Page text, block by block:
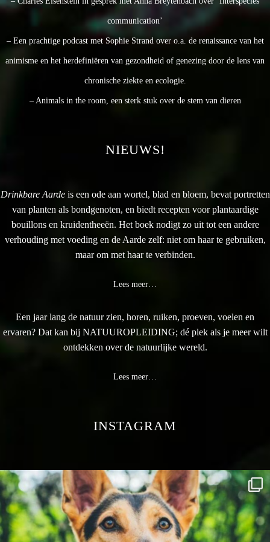
communication’
– Een prachtige podcast met Sophie Strand over o.a. de renaissance van het
animisme en het herdefiniëren van gezondheid of genezing door de lens van
chronische ziekte en ecologie.
– Animals in the room, een sterk stuk over de stem van dieren
NIEUWS!
Drinkbare Aarde is een ode aan wortel, blad en bloem, bevat portretten
van planten als bondgenoten, en biedt recepten voor plantaardige
bouillons en kruidentheeën. Het boek nodigt zo uit tot een andere
verhouding met voeding en de Aarde zelf: niet om haar te gebruiken,
maar om met haar te verbinden.
Lees meer…
Een jaar lang de natuur zien, horen, ruiken, proeven, voelen en
ervaren? Dat kan bij NATUUROPLEIDING; dé plek als je meer wilt
ontdekken over de natuurlijke wereld.
Lees meer…
INSTAGRAM